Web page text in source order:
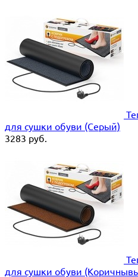
для сушки обуви (Серый)
3283 руб.
для сушки обуви